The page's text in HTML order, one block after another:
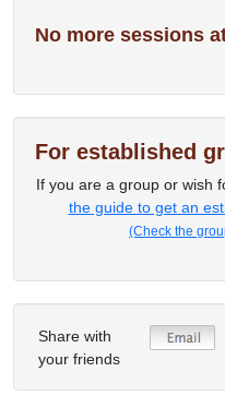
No more sessions
For established
If you are a group or wish
the guide to get an
(Check the
Share with
your friends